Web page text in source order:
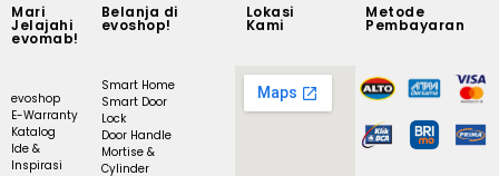
Mari
Jelajahi
evomab!
evoshop
E-Warranty
Katalog
Ide &
Inspirasi
Belanja di
evoshop!
Smart Home
Smart Door
Lock
Door Handle
Mortise &
Cylinder
Lokasi
Kami
Metode
Pembayaran